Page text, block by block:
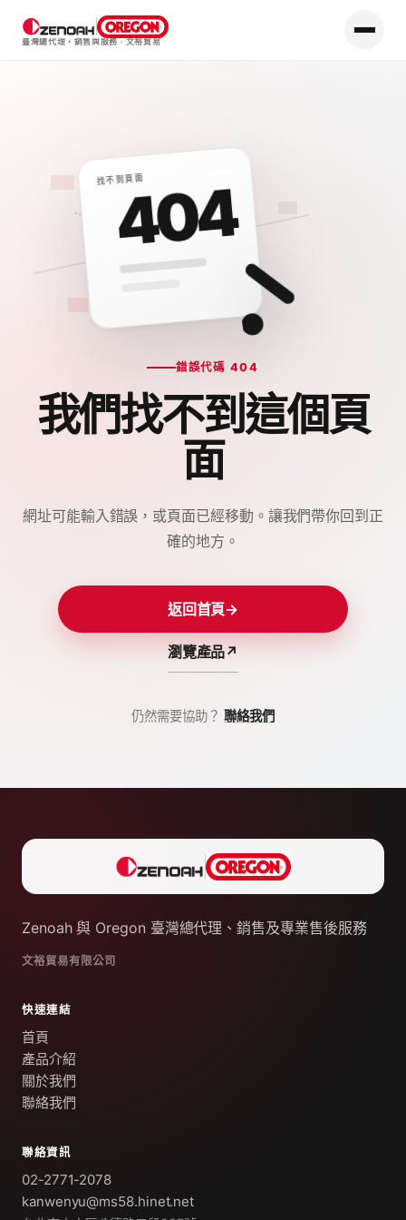
臺灣總代理・銷售與服務·文裕貿易
找不到頁面404
錯誤代碼 404
我們找不到這個頁
面
網址可能輸入錯誤，或頁面已經移動。讓我們帶你回到正
確的地方。
返回首頁→
瀏覽產品↗
仍然需要協助？ 聯絡我們
Zenoah 與 Oregon 臺灣總代理、銷售及專業售後服務
文裕貿易有限公司
快速連結
首頁
產品介紹
關於我們
聯絡我們
聯絡資訊
02-2771-2078
kanwenyu@ms58.hinet.net